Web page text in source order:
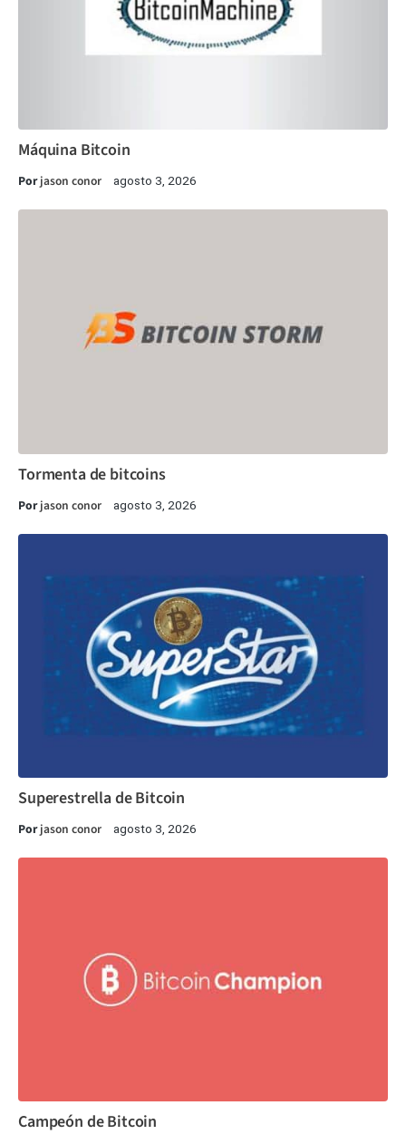
Máquina Bitcoin
Porjason conor agosto 3, 2026
Tormenta de bitcoins
Porjason conor agosto 3, 2026
Superestrella de Bitcoin
Porjason conor agosto 3, 2026
Campeón de Bitcoin